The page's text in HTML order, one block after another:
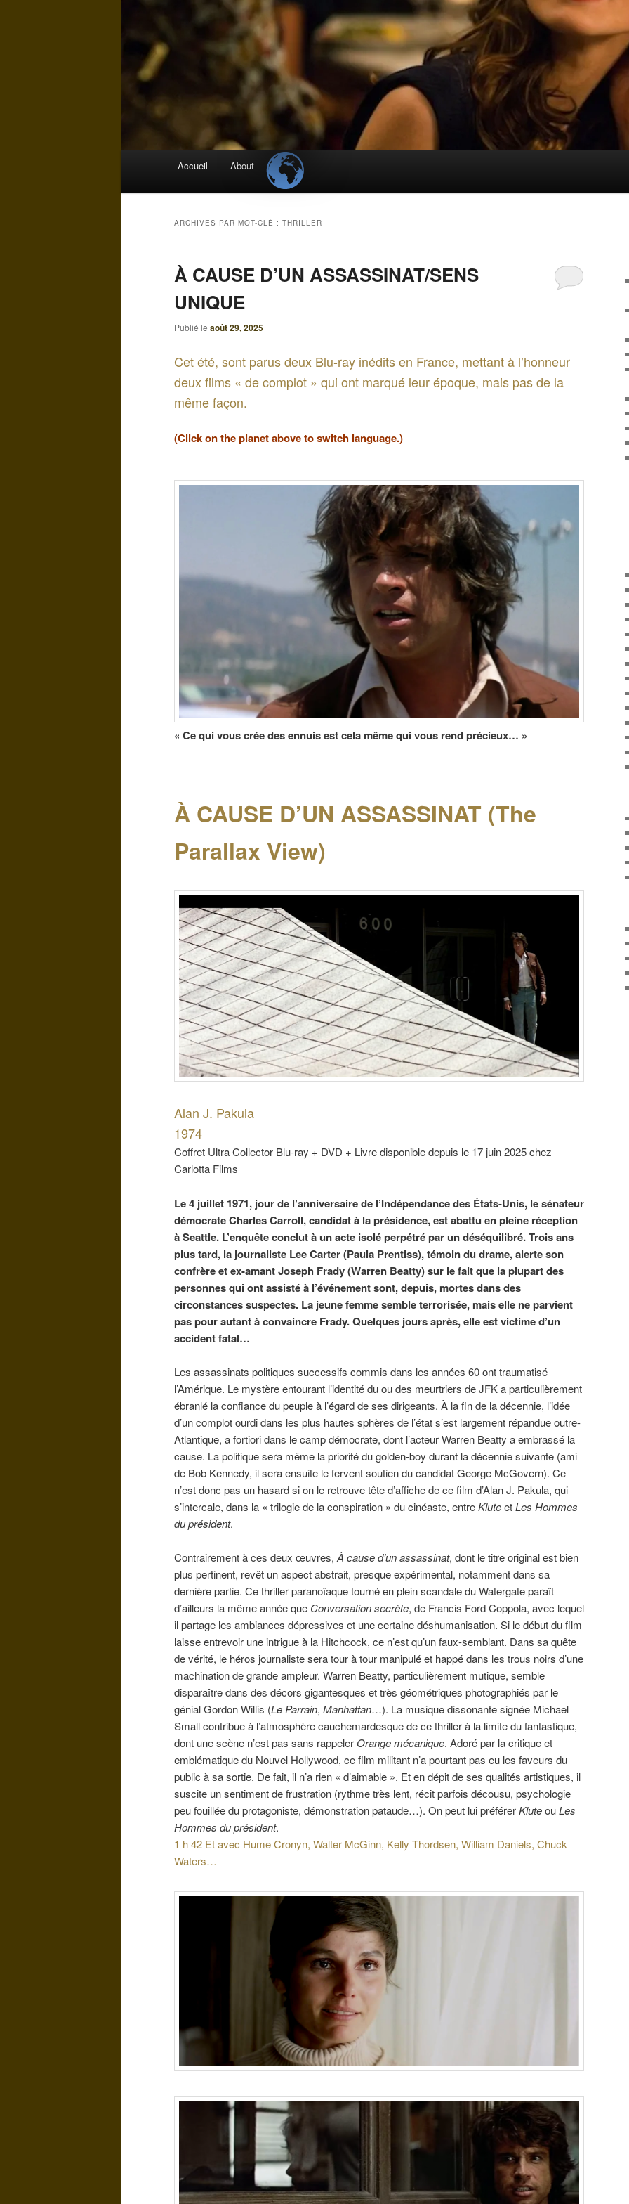
Accueil About
ARCHIVES PAR MOT-CLÉ : THRILLER
À CAUSE D’UN ASSASSINAT/SENS
UNIQUE
Publié le août 29, 2025
Cet été, sont parus deux Blu-ray inédits en France, mettant à l’honneur
deux films « de complot » qui ont marqué leur époque, mais pas de la
même façon.
(Click on the planet above to switch language.)
« Ce qui vous crée des ennuis est cela même qui vous rend précieux… »
À CAUSE D’UN ASSASSINAT (The
Parallax View)
Alan J. Pakula
1974
Coffret Ultra Collector Blu-ray + DVD + Livre disponible depuis le 17 juin 2025 chez
Carlotta Films
Le 4 juillet 1971, jour de l’anniversaire de l’Indépendance des États-Unis, le sénateur
démocrate Charles Carroll, candidat à la présidence, est abattu en pleine réception
à Seattle. L’enquête conclut à un acte isolé perpétré par un déséquilibré. Trois ans
plus tard, la journaliste Lee Carter (Paula Prentiss), témoin du drame, alerte son
confrère et ex-amant Joseph Frady (Warren Beatty) sur le fait que la plupart des
personnes qui ont assisté à l’événement sont, depuis, mortes dans des
circonstances suspectes. La jeune femme semble terrorisée, mais elle ne parvient
pas pour autant à convaincre Frady. Quelques jours après, elle est victime d’un
accident fatal…
Les assassinats politiques successifs commis dans les années 60 ont traumatisé
l’Amérique. Le mystère entourant l’identité du ou des meurtriers de JFK a particulièrement
ébranlé la confiance du peuple à l’égard de ses dirigeants. À la fin de la décennie, l’idée
d’un complot ourdi dans les plus hautes sphères de l’état s’est largement répandue outre-
Atlantique, a fortiori dans le camp démocrate, dont l’acteur Warren Beatty a embrassé la
cause. La politique sera même la priorité du golden-boy durant la décennie suivante (ami
de Bob Kennedy, il sera ensuite le fervent soutien du candidat George McGovern). Ce
n’est donc pas un hasard si on le retrouve tête d’affiche de ce film d’Alan J. Pakula, qui
s’intercale, dans la « trilogie de la conspiration » du cinéaste, entreKluteetLes Hommes
du président.
Contrairement à ces deux œuvres,À cause d’un assassinat, dont le titre original est bien
plus pertinent, revêt un aspect abstrait, presque expérimental, notamment dans sa
dernière partie. Ce thriller paranoïaque tourné en plein scandale du Watergate paraît
d’ailleurs la même année que Conversation secrète, de Francis Ford Coppola, avec lequel
il partage les ambiances dépressives et une certaine déshumanisation. Si le début du film
laisse entrevoir une intrigue à la Hitchcock, ce n’est qu’un faux-semblant. Dans sa quête
de vérité, le héros journaliste sera tour à tour manipulé et happé dans les trous noirs d’une
machination de grande ampleur. Warren Beatty, particulièrement mutique, semble
disparaître dans des décors gigantesques et très géométriques photographiés par le
génial Gordon Willis (Le Parrain, Manhattan…). La musique dissonante signée Michael
Small contribue à l’atmosphère cauchemardesque de ce thriller à la limite du fantastique,
dont une scène n’est pas sans rappeler Orange mécanique. Adoré par la critique et
emblématique du Nouvel Hollywood, ce film militant n’a pourtant pas eu les faveurs du
public à sa sortie. De fait, il n’a rien « d’aimable ». Et en dépit de ses qualités artistiques, il
suscite un sentiment de frustration (rythme très lent, récit parfois décousu, psychologie
peu fouillée du protagoniste, démonstration pataude…). On peut lui préférerKluteouLes
Hommes du président.
1 h 42 Et avec Hume Cronyn, Walter McGinn, Kelly Thordsen, William Daniels, Chuck
Waters…